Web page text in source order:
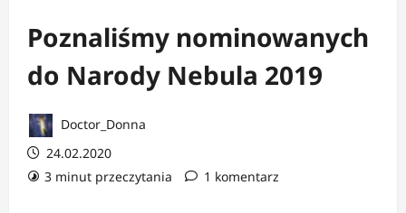
Poznaliśmy nominowanych
do Narody Nebula 2019
Doctor_Donna
24.02.2020
3 minut przeczytania
1 komentarz